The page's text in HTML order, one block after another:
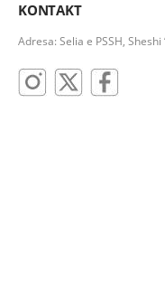
KONTAKT
Adresa: Selia e PSSH,